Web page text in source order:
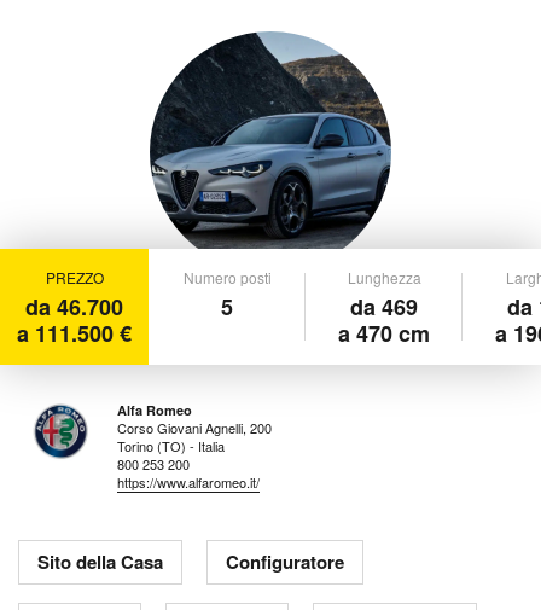
PREZZO
da 46.700
a 111.500 €
Numero posti
5
Lunghezza
da 469
a 470 cm
da
a
Alfa Romeo
Corso Giovani Agnelli, 200
Torino (TO) - Italia
800 253 200
https://www.alfaromeo.it/
Sito della Casa Configuratore